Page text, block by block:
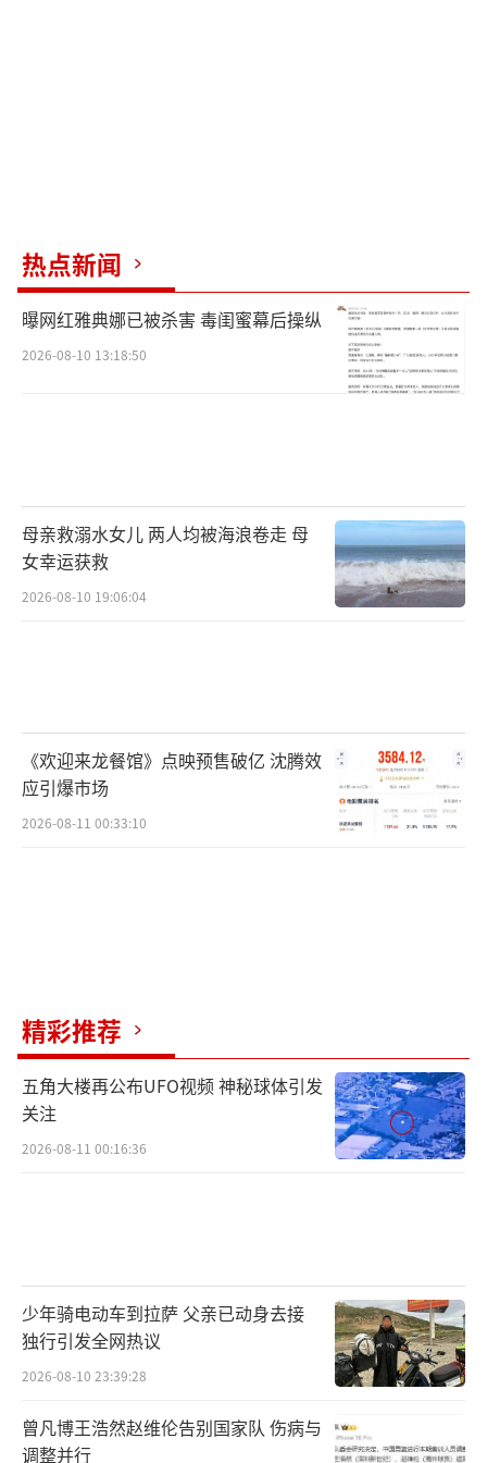
以赴进行救援，所有主要领导人和相关部门均
已投入救援行动中。（责任编辑：张蕾）
热点新闻
曝网红雅典娜已被杀害 毒闺蜜幕后操纵
2026-08-10 13:18:50
母亲救溺水女儿 两人均被海浪卷走 母
女幸运获救
2026-08-10 19:06:04
《欢迎来龙餐馆》点映预售破亿 沈腾效
应引爆市场
2026-08-11 00:33:10
精彩推荐
五角大楼再公布UFO视频 神秘球体引发
关注
2026-08-11 00:16:36
少年骑电动车到拉萨 父亲已动身去接
独行引发全网热议
2026-08-10 23:39:28
曾凡博王浩然赵维伦告别国家队 伤病与
调整并行